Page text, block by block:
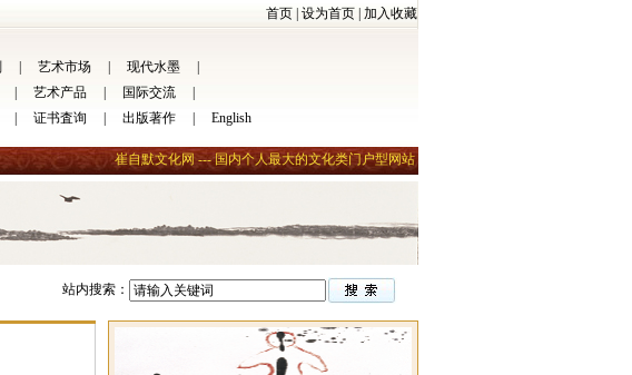
首页 设为首页 加入收藏
艺术市场 现代水墨
艺术产品 国际交流
证书査询 出版著作 English
崔自默文化网 --- 国内个人最大的文化类门户型网站
站内搜索：